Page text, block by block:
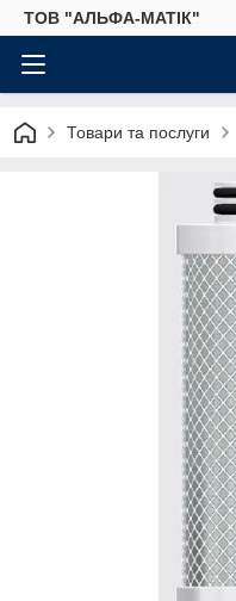
ТОВ "АЛЬФА-МАТІК"
Товари та послуги